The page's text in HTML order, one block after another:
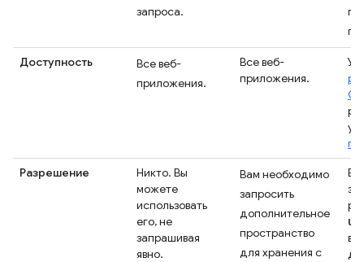
запроса.
Доступность
Все веб-
приложения.
Все веб-
приложения.
Разрешение
Никто. Вы
можете
использовать
его, не
запрашивая
явно.
Вам необходимо
запросить
дополнительное
пространство
для хранения с
Вы
в